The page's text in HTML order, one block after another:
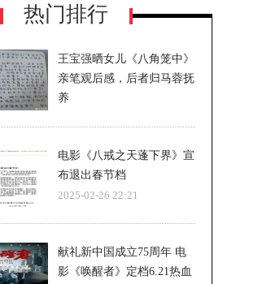
热门排行
王宝强晒女儿《八角笼中》
亲笔观后感，后者归马蓉抚
养
电影《八戒之天蓬下界》宣
布退出春节档
2025-02-26 22:21
献礼新中国成立75周年 电
影《唤醒者》定档6.21热血